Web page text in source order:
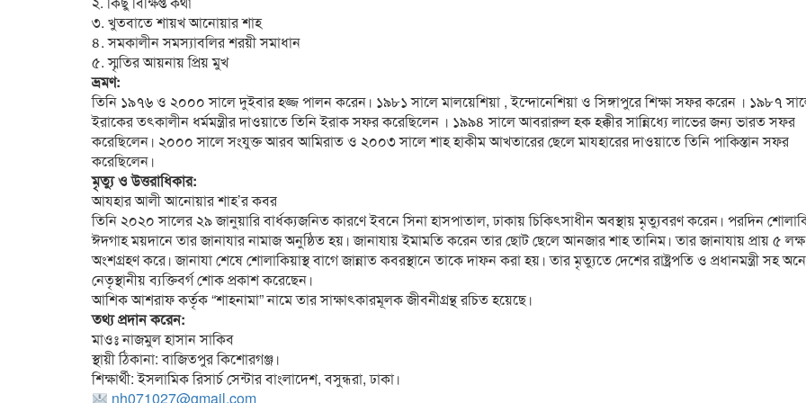
৩. খুতবাতে শায়খ আনোয়ার শাহ
৪. সমকালীন সমস্যাবলির শরয়ী সমাধান
৫. স্মৃতির আয়নায় প্রিয় মুখ
ভ্রমণ:
তিনি ১৯৭৬ ও ২০০০ সালে দুইবার হজ্জ পালন করেন। ১৯৮১ সালে মালয়েশিয়া , ইন্দোনেশিয়া ও সিঙ্গাপুরে শিক্ষা সফর করেন । ১৯৮৭
ইরাকের তৎকালীন ধর্মমন্ত্রীর দাওয়াতে তিনি ইরাক সফর করেছিলেন । ১৯৯৪ সালে আবরারুল হক হক্কীর সান্নিধ্যে লাভের জন্য ভারত সফর
করেছিলেন। ২০০০ সালে সংযুক্ত আরব আমিরাত ও ২০০৩ সালে শাহ হাকীম আখতারের ছেলে মাযহারের দাওয়াতে তিনি পাকিস্তান সফর
করেছিলেন।
মৃত্যু ও উত্তরাধিকার:
আযহার আলী আনোয়ার শাহ’র কবর
তিনি ২০২০ সালের ২৯ জানুয়ারি বার্ধক্যজনিত কারণে ইবনে সিনা হাসপাতাল, ঢাকায় চিকিৎসাধীন অবস্থায় মৃত্যুবরণ করেন। পরদিন
ঈদগাহ ময়দানে তার জানাযার নামাজ অনুষ্ঠিত হয়। জানাযায় ইমামতি করেন তার ছোট ছেলে আনজার শাহ তানিম। তার জানাযায় প্রায় ৫
অংশগ্রহণ করে। জানাযা শেষে শোলাকিয়াস্থ বাগে জান্নাত কবরস্থানে তাকে দাফন করা হয়। তার মৃত্যুতে দেশের রাষ্ট্রপতি ও প্রধানমন্ত্রী সহ
নেতৃস্থানীয় ব্যক্তিবর্গ শোক প্রকাশ করেছেন।
আশিক আশরাফ কর্তৃক “শাহনামা” নামে তার সাক্ষাৎকারমূলক জীবনীগ্রন্থ রচিত হয়েছে।
তথ্য প্রদান করেন:
মাওঃ নাজমুল হাসান সাকিব
স্থায়ী ঠিকানা: বাজিতপুর কিশোরগঞ্জ।
শিক্ষার্থী: ইসলামিক রিসার্চ সেন্টার বাংলাদেশ, বসুন্ধরা, ঢাকা।
nh071027@gmail.com